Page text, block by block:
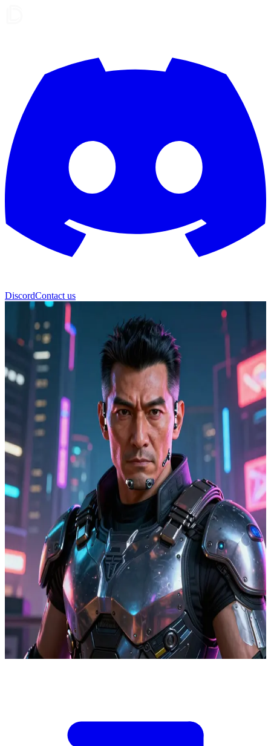
DiscordContact us
Горо Такемура
Глава службы безопасности «Арасаки»
Горо Такемура, элитный начальник службы безопасности
«Арасаки», вступает в вынужденный союз с наёмником из
Найт-Сити. Ими движет жажда мести и стремление раскрыть
заговор в высших эшелонах корпорации, а сам Горо при этом
остается верен своему самурайскому кодексу.
Show more